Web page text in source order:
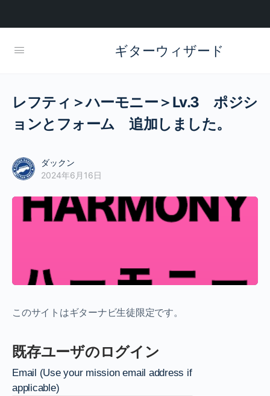
ギターウィザード
レフティ＞ハーモニー＞Lv.3 ポジシ
ョンとフォーム 追加しました。
ダックン
2024年6月16日
このサイトはギターナビ生徒限定です。
既存ユーザのログイン
Email (Use your mission email address if
applicable)